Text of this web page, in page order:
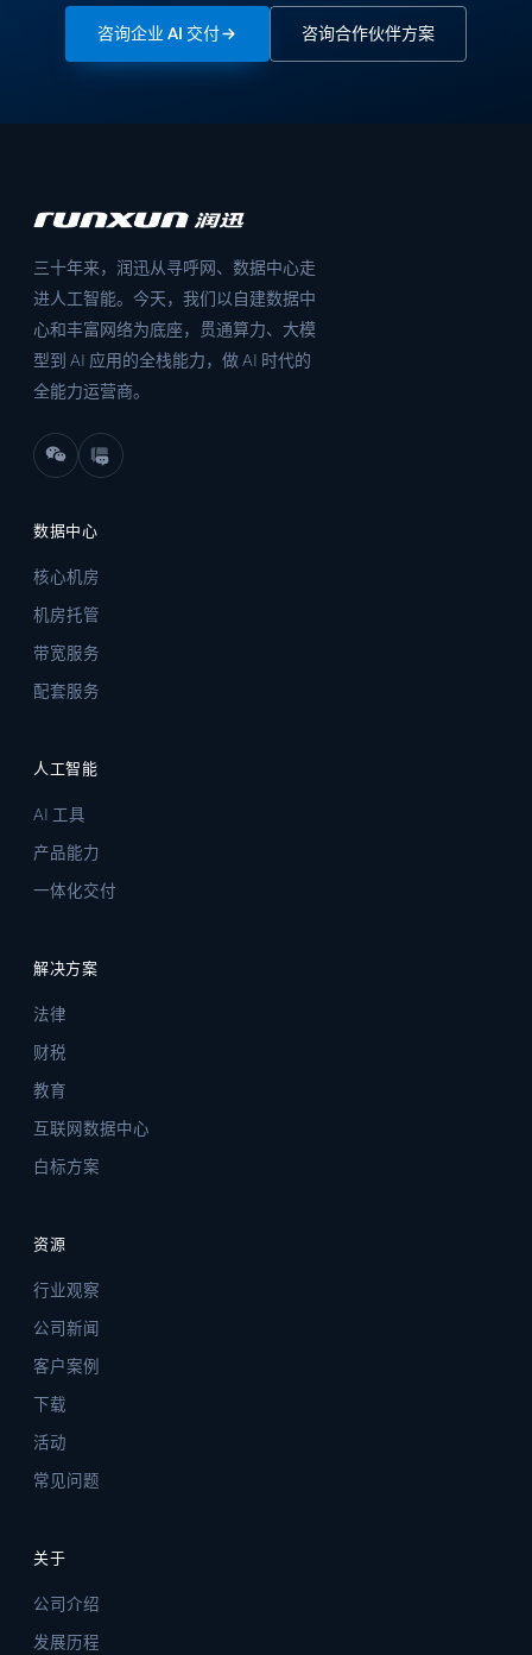
咨询企业 AI 交付 咨询合作伙伴方案
三十年来，润迅从寻呼网、数据中心走
进人工智能。今天，我们以自建数据中
心和丰富网络为底座，贯通算力、大模
型到 AI 应用的全栈能力，做 AI 时代的
全能力运营商。
数据中心
核心机房
机房托管
带宽服务
配套服务
人工智能
AI 工具
产品能力
一体化交付
解决方案
法律
财税
教育
互联网数据中心
白标方案
资源
行业观察
公司新闻
客户案例
下载
活动
常见问题
关于
公司介绍
发展历程